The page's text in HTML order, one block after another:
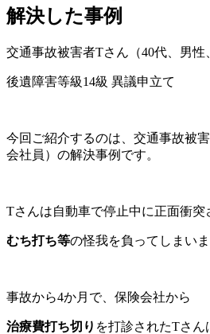
解決した事例
交通事故被害者Tさん（40代、男性
後遺障害等級14級 異議申立て
今回ご紹介するのは、交通事故被
会社員）の解決事例です。
Tさんは自動車で停止中に正面衝突
むち打ち等の怪我を負ってしまいま
事故から4か月で、保険会社から
治療費打ち切り を打診されたTさん